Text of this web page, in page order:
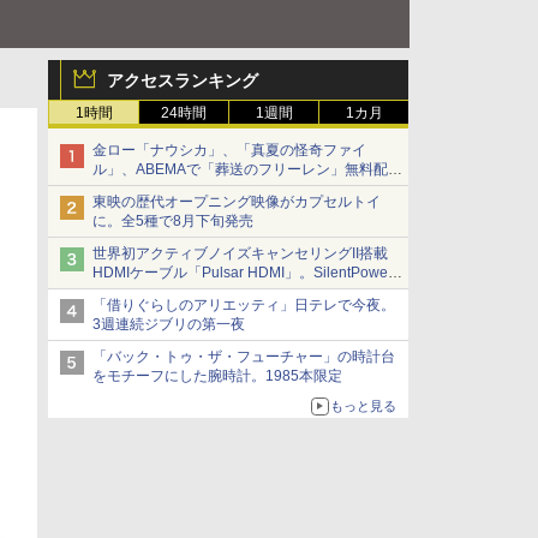
アクセスランキング
1時間 24時間 1週間 1カ月
金ロー「ナウシカ」、「真夏の怪奇ファイ
ル」、ABEMAで「葬送のフリーレン」無料配信
など。夏の特番・配信情報
東映の歴代オープニング映像がカプセルトイ
に。全5種で8月下旬発売
世界初アクティブノイズキャンセリングII搭載
HDMIケーブル「Pulsar HDMI」。SilentPower
から
「借りぐらしのアリエッティ」日テレで今夜。
3週連続ジブリの第一夜
「バック・トゥ・ザ・フューチャー」の時計台
をモチーフにした腕時計。1985本限定
もっと見る